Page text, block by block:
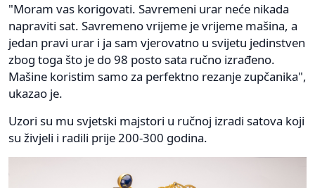
"Moram vas korigovati. Savremeni urar neće nikada
napraviti sat. Savremeno vrijeme je vrijeme mašina, a
jedan pravi urar i ja sam vjerovatno u svijetu jedinstven
zbog toga što je do 98 posto sata ručno izrađeno.
Mašine koristim samo za perfektno rezanje zupčanika",
ukazao je.
Uzori su mu svjetski majstori u ručnoj izradi satova koji
su živjeli i radili prije 200-300 godina.